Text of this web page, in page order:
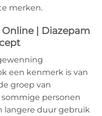
merken.
| Diazepam
een kenmerk is van
groep van
sommige personen
langere duur gebruik